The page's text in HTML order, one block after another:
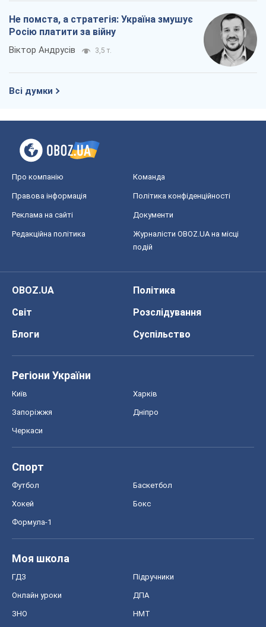
Не помста, а стратегія: Україна змушує
Росію платити за війну
Віктор Андрусів 3,5 т.
Всі думки
Про компанію Команда
Правова інформація Політика конфіденційності
Реклама на сайті Документи
Редакційна політика
Журналісти OBOZ.UA на місці
подій
OBOZ.UA
Політика
Світ
Розслідування
Блоги
Суспільство
Регіони України
Київ Харків
Запоріжжя Дніпро
Черкаси
Спорт
Футбол Баскетбол
Хокей Бокс
Формула-1
Моя школа
ГДЗ Підручники
Онлайн уроки ДПА
ЗНО НМТ